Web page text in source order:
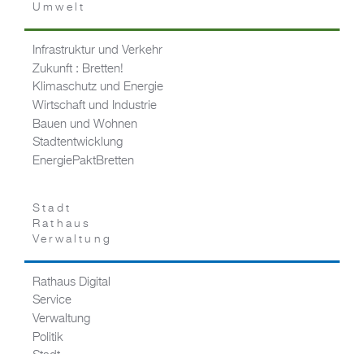
Umwelt
Infrastruktur und Verkehr
Zukunft : Bretten!
Klimaschutz und Energie
Wirtschaft und Industrie
Bauen und Wohnen
Stadtentwicklung
EnergiePaktBretten
Stadt
Rathaus
Verwaltung
Rathaus Digital
Service
Verwaltung
Politik